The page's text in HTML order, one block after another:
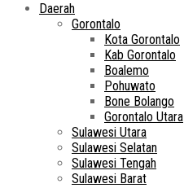
Daerah
Gorontalo
Kota Gorontalo
Kab Gorontalo
Boalemo
Pohuwato
Bone Bolango
Gorontalo Utara
Sulawesi Utara
Sulawesi Selatan
Sulawesi Tengah
Sulawesi Barat